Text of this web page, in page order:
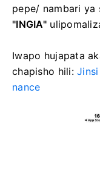
pepe/ nambari ya
"INGIA"
Iwapo hujapata
chapisho hili:
nance